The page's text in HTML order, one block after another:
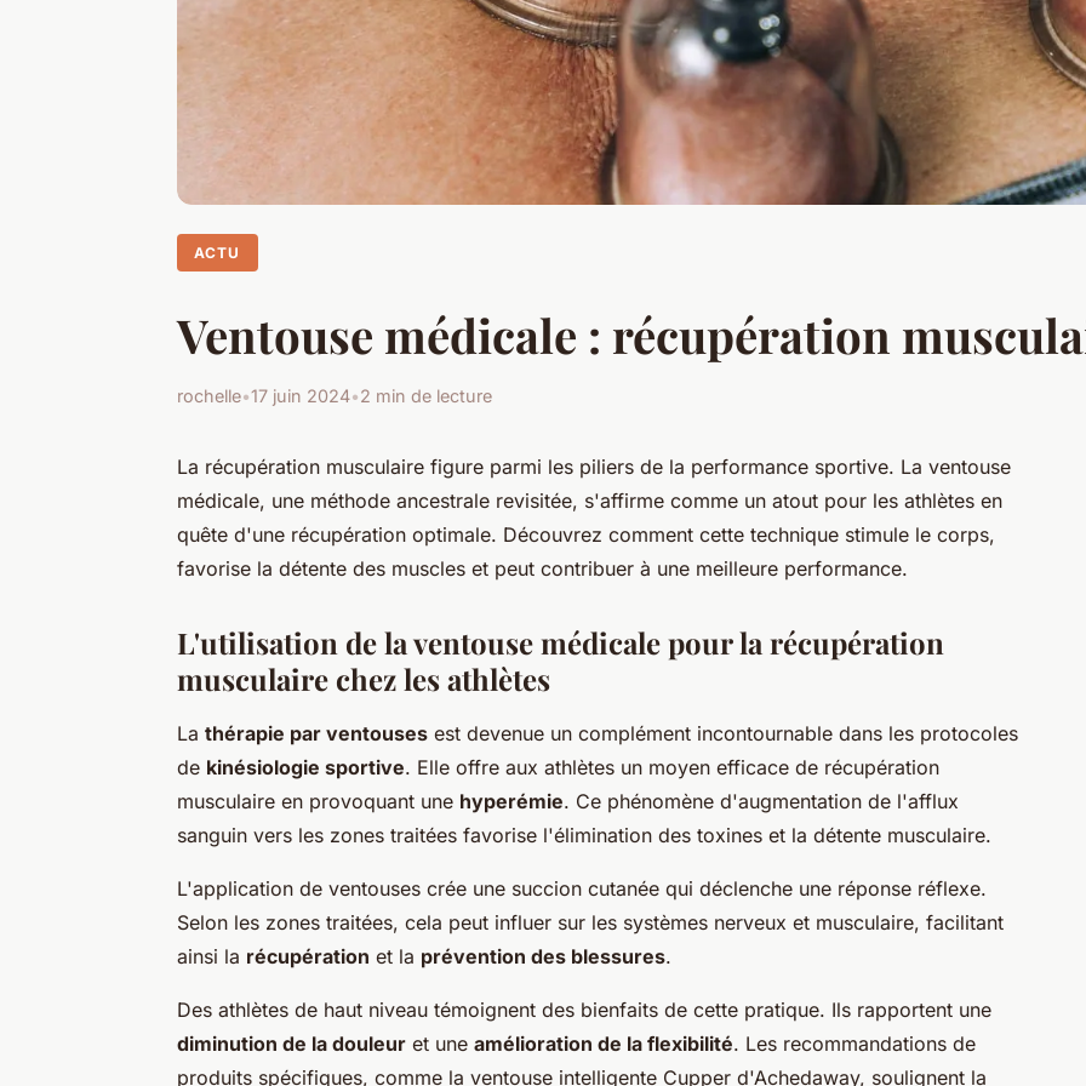
ACTU
Ventouse médicale : récupération
rochelle•17 juin 2024•2 min de lecture
La récupération musculaire figure parmi les piliers de la performance sportive. La ventouse
médicale, une méthode ancestrale revisitée, s'affirme comme un atout pour les athlètes en
quête d'une récupération optimale. Découvrez comment cette technique stimule le corps,
favorise la détente des muscles et peut contribuer à une meilleure performance.
L'utilisation de la ventouse médicale pour la récupération
musculaire chez les athlètes
La thérapie par ventouses est devenue un complément incontournable dans les protocoles
de kinésiologie sportive. Elle offre aux athlètes un moyen efficace de récupération
musculaire en provoquant une hyperémie. Ce phénomène d'augmentation de l'afflux
sanguin vers les zones traitées favorise l'élimination des toxines et la détente musculaire.
L'application de ventouses crée une succion cutanée qui déclenche une réponse réflexe.
Selon les zones traitées, cela peut influer sur les systèmes nerveux et musculaire, facilitant
ainsi la récupération et la prévention des blessures.
Des athlètes de haut niveau témoignent des bienfaits de cette pratique. Ils rapportent une
diminution de la douleur et une amélioration de la flexibilité. Les recommandations de
produits spécifiques, comme la ventouse intelligente Cupper d'Achedaway, soulignent la